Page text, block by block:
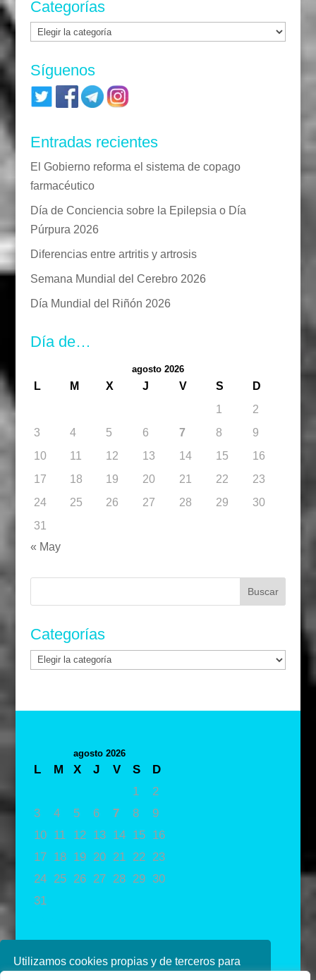
Utilizamos cookies propias y de terceros para
Categorías
Categorías
Síguenos
Entradas recientes
El Gobierno reforma el sistema de copago
farmacéutico
Día de Conciencia sobre la Epilepsia o Día
Púrpura 2026
Diferencias entre artritis y artrosis
Semana Mundial del Cerebro 2026
Día Mundial del Riñón 2026
Día de…
agosto 2026
L M X J V S
D
1
2
3
4 5 6 7 8
9
10
11 12 13 14 15
16
17
18 19 20 21 22
23
24
25 26 27 28 29
30
31
« May
Categorías
Categorías
agosto 2026
L M X J V S
D
1
2
3
4 5 6 7 8
9
10
11 12 13 14 15
16
17
18 19 20 21 22
23
24
25 26 27 28 29 30
31